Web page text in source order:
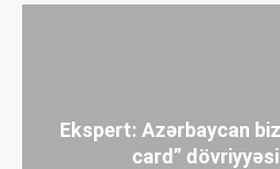
Ekspert: Azərbaycan
card”